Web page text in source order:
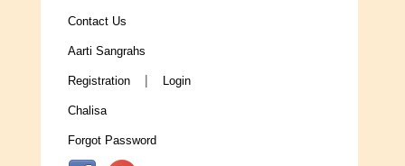
Contact Us
Aarti Sangrahs
Registration | Login
Chalisa
Forgot Password